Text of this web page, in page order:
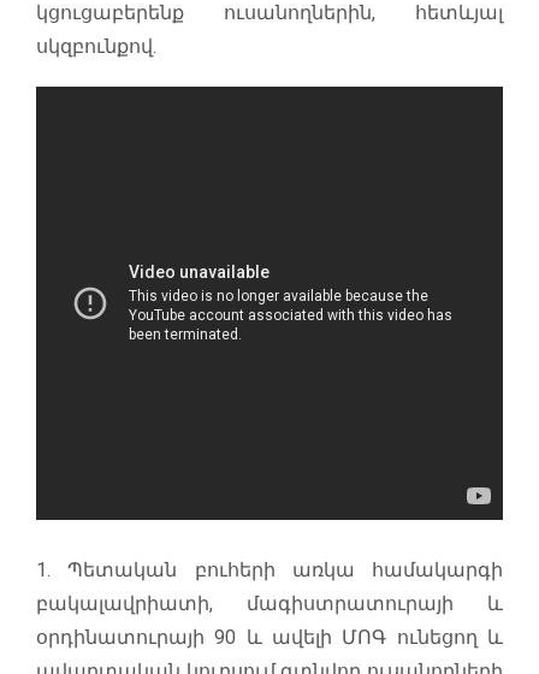
կցուցաբերենք ուսանողներին, հետևյալ
սկզբունքով.
1. Պետական բուհերի առկա համակարգի
բակալավրիատի, մագիստրատուրայի և
օրդինատուրայի 90 և ավելի ՄՈԳ ունեցող և